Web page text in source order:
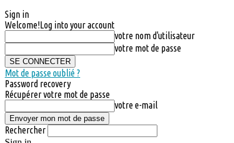
Sign in
Welcome!Log into your account
votre nom d'utilisateur
votre mot de passe
Mot de passe oublié ?
Password recovery
Récupérer votre mot de passe
votre e-mail
Rechercher